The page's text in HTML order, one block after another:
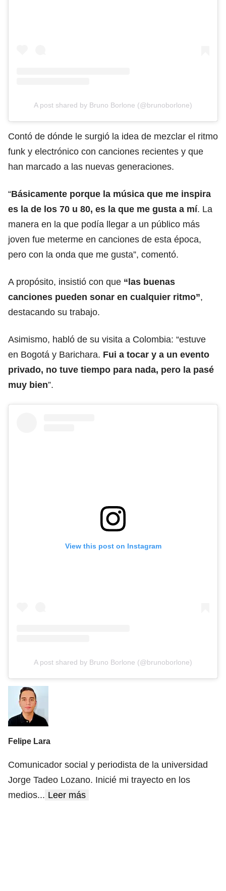
A post shared by Bruno Borlone (@brunoborlone)
Contó de dónde le surgió la idea de mezclar el ritmo
funk y electrónico con canciones recientes y que
han marcado a las nuevas generaciones.
“Básicamente porque la música que me inspira
es la de los 70 u 80, es la que me gusta a mí. La
manera en la que podía llegar a un público más
joven fue meterme en canciones de esta época,
pero con la onda que me gusta”, comentó.
A propósito, insistió con que “las buenas
canciones pueden sonar en cualquier ritmo”,
destacando su trabajo.
Asimismo, habló de su visita a Colombia: “estuve
en Bogotá y Barichara. Fui a tocar y a un evento
privado, no tuve tiempo para nada, pero la pasé
muy bien”.
View this post on Instagram
A post shared by Bruno Borlone (@brunoborlone)
Felipe Lara
Comunicador social y periodista de la universidad
Jorge Tadeo Lozano. Inicié mi trayecto en los
medios... Leer más